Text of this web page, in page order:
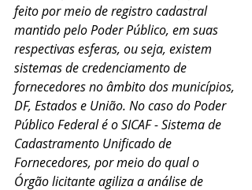
feito por meio de registro cadastral
mantido pelo Poder Público, em suas
respectivas esferas, ou seja, existem
sistemas de credenciamento de
fornecedores no âmbito dos municípios,
DF, Estados e União. No caso do Poder
Público Federal é o SICAF - Sistema de
Cadastramento Unificado de
Fornecedores, por meio do qual o
Órgão licitante agiliza a análise de